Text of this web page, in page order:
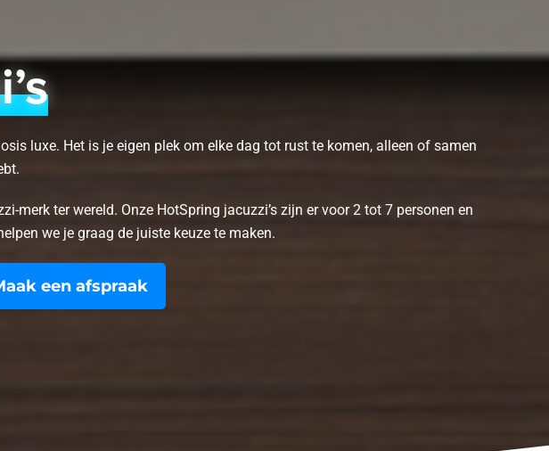
luxe. Het is je eigen plek om elke dag tot rust te komen, alleen of samen
merk ter wereld. Onze HotSpring jacuzzi’s zijn er voor 2 tot 7 personen en
we je graag de juiste keuze te maken.
een afspraak